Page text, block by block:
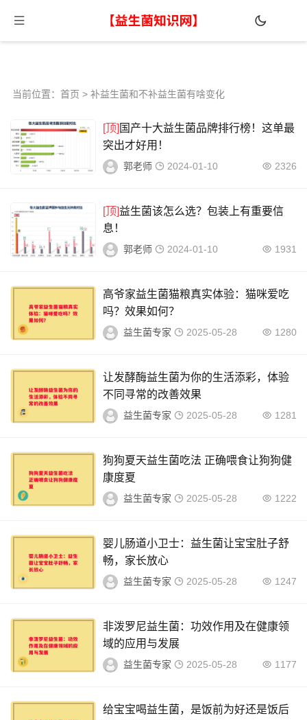
当前位置： 首页 > 补益生菌和不补益生菌有啥变化
[顶] 国产十大益生菌品牌排行榜！这单最
突出才好用！
郭老师 2024-01-10 2326
[顶]益生菌该怎么选？包装上有重要信
息！
郭老师 2024-01-10 1931
高爷家益生菌猫粮真实体验：猫咪爱吃
吗？效果如何？
益生菌专家 2025-05-28 1280
让发酵酶益生菌为你的生活添彩，体验
不同寻常的改善效果
益生菌专家 2025-05-28 1281
狗狗夏天益生菌吃法 正确喂食让狗狗健
康度夏
益生菌专家 2025-05-28 1222
婴儿肠道小卫士：益生菌让宝宝肚子舒
畅，家长放心
益生菌专家 2025-05-28 1247
非泼罗尼益生菌：功效作用及在健康领
域的应用与发展
益生菌专家 2025-05-28 1177
给宝宝喝益生菌，是饭前为好还是饭后